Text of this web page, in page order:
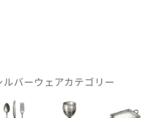
ルバーウェアカテゴリー